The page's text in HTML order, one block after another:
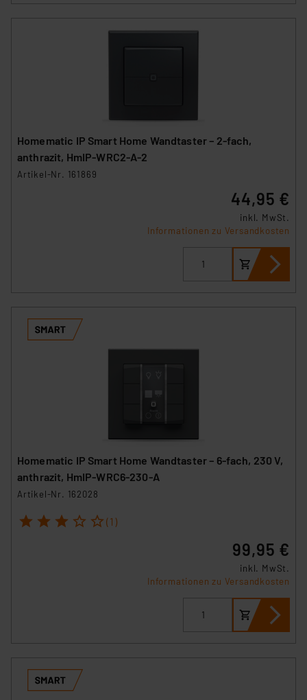
Homematic IP Smart Home Wandtaster – 2-fach,
anthrazit, HmIP-WRC2-A-2
Artikel-Nr. 161869
44,95 €
inkl. MwSt.
Informationen zu Versandkosten
Homematic IP Smart Home Wandtaster – 6-fach, 230 V,
anthrazit, HmIP-WRC6-230-A
Artikel-Nr. 162028
1 2 3 4 5 (1)
99,95 €
inkl. MwSt.
Informationen zu Versandkosten